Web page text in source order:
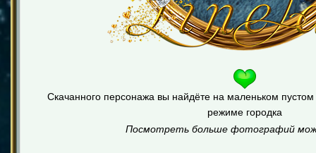
Скачанного персонажа вы найдёте на маленьком пустом
режиме городка
Посмотреть больше фотографий